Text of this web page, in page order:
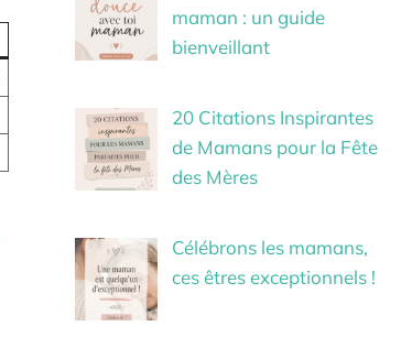
maman : un guide
bienveillant
20 Citations Inspirantes
de Mamans pour la Fête
des Mères
Célébrons les mamans,
ces êtres exceptionnels !